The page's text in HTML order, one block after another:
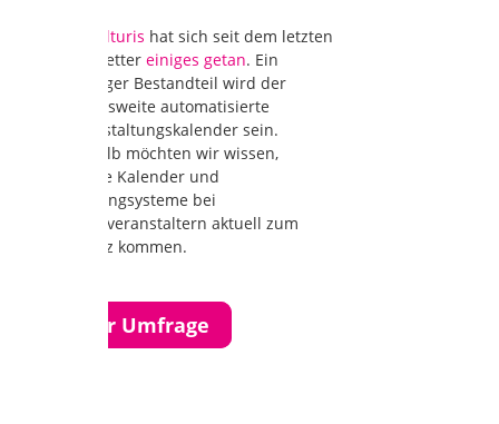
kulturis hat sich seit dem letzten
Newslettereiniges getan. Ein
wichtiger Bestandteil wird der
regionsweite automatisierte
Veranstaltungskalender sein.
Deshalb möchten wir wissen,
welche Kalender und
Ticketingsysteme bei
Kulturveranstaltern aktuell zum
Einsatz kommen.
Zur Umfrage